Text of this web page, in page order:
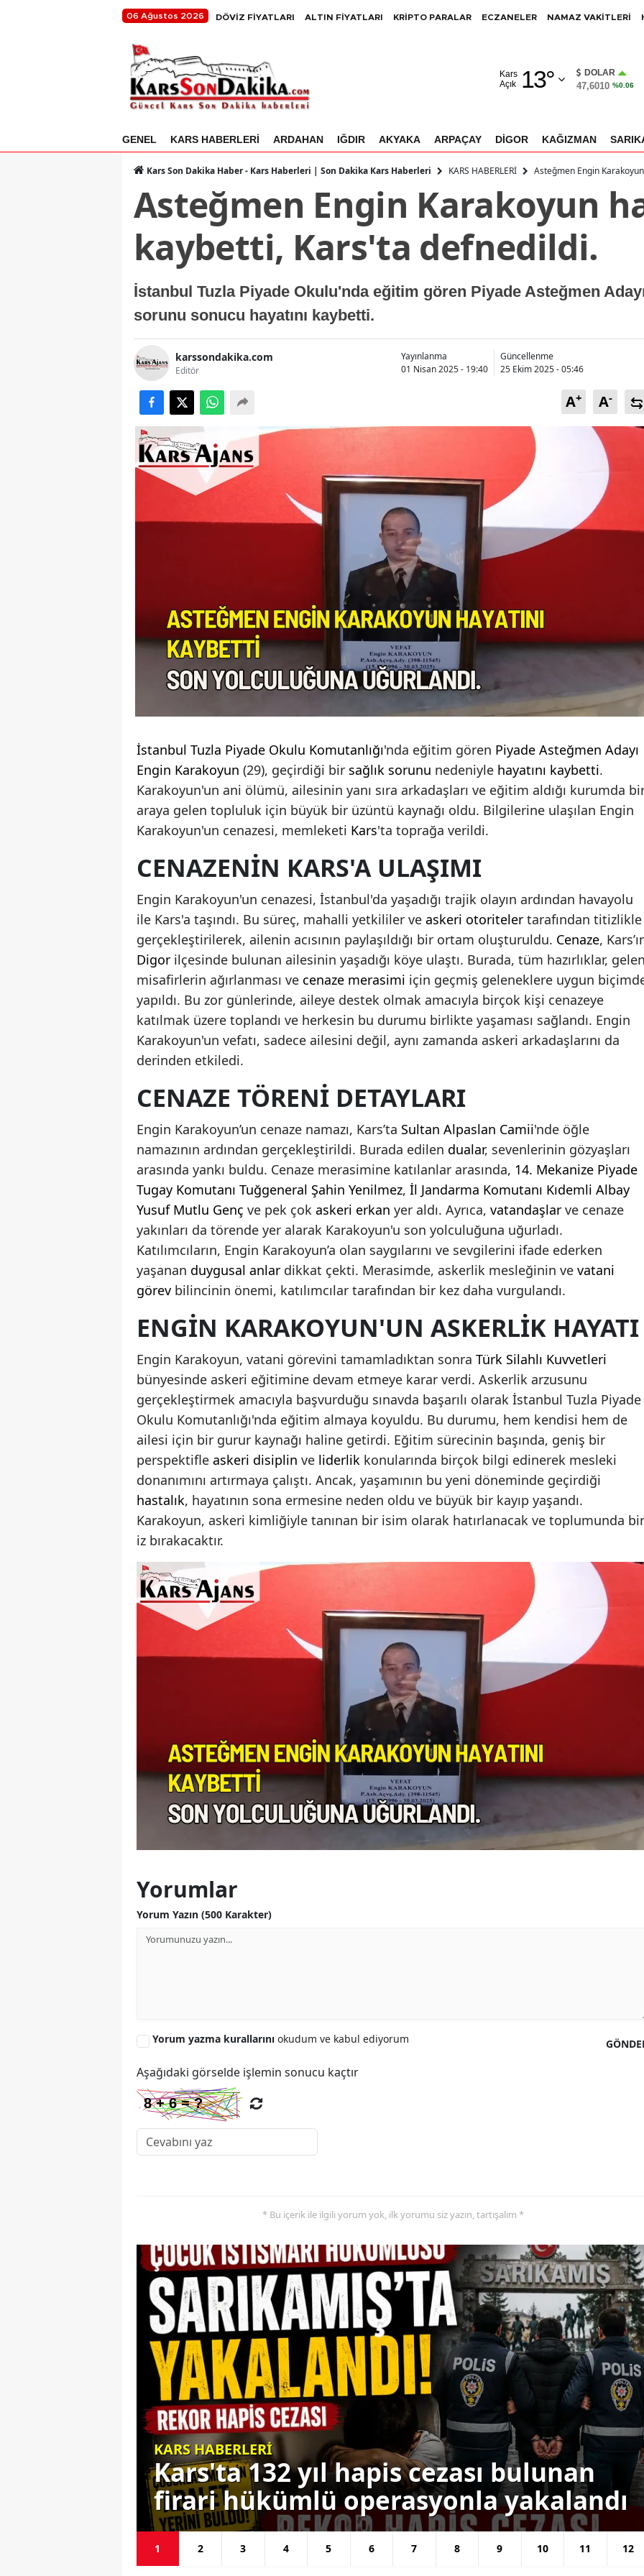
06 Ağustos 2026 DÖVİZ FİYATLARI ALTIN FİYATLARI KRİPTO PARALAR ECZANELER NAMAZ VAKİTLERİ
Kars
Açık
13°
Adıyaman
Antalya
Artvin
Bilecik
Bingöl
Bolu
Burdur
Bursa
Çankırı
Diyarbakır
Erzincan
Erzurum
Eskişehir
Gaziantep
Hakkari
Hatay
Isparta
Mersin
İstanbul
İzmir
Kayseri
Kırklareli
Kırşehir
Kocaeli
Konya
Kütahya
Manisa
Kahramanmaraş
Mardin
Muğla
Muş
Nevşehir
Niğde
Rize
Sakarya
Siirt
Sinop
Tekirdağ
Tokat
Iğdır
Yalova
Karabük
Kilis
Osmaniye
Düzce
DOLAR
47,6010 %0.06
GENEL KARS HABERLERİ ARDAHAN IĞDIR AKYAKA ARPAÇAY DİGOR KAĞIZMAN
Kars Son Dakika Haber - Kars Haberleri | Son Dakika Kars Haberleri KARS HABERLERİ Asteğmen Engin
Asteğmen Engin Karakoyun
kaybetti, Kars'ta defnedildi.
İstanbul Tuzla Piyade Okulu'nda eğitim gören Piyade Asteğmen
sorunu sonucu hayatını kaybetti.
karssondakika.com
Editör
Yayınlanma
01 Nisan 2025 - 19:40
Güncellenme
25 Ekim 2025 - 05:46
A+ A-
İstanbul Tuzla Piyade Okulu Komutanlığı'nda eğitim gören Piyade Asteğmen Adayı
Engin Karakoyun (29), geçirdiği bir sağlık sorunu nedeniyle hayatını kaybetti.
Karakoyun'un ani ölümü, ailesinin yanı sıra arkadaşları ve eğitim aldığı kurumda
araya gelen topluluk için büyük bir üzüntü kaynağı oldu. Bilgilerine ulaşılan Engin
Karakoyun'un cenazesi, memleketi Kars'ta toprağa verildi.
CENAZENIN KARS'A ULAŞIMI
Engin Karakoyun'un cenazesi, İstanbul'da yaşadığı trajik olayın ardından havayolu
ile Kars'a taşındı. Bu süreç, mahalli yetkililer ve askeri otoriteler tarafından titizlikle
gerçekleştirilerek, ailenin acısının paylaşıldığı bir ortam oluşturuldu. Cenaze,
Digor ilçesinde bulunan ailesinin yaşadığı köye ulaştı. Burada, tüm hazırlıklar,
misafirlerin ağırlanması ve cenaze merasimi için geçmiş geleneklere uygun
yapıldı. Bu zor günlerinde, aileye destek olmak amacıyla birçok kişi cenazeye
katılmak üzere toplandı ve herkesin bu durumu birlikte yaşaması sağlandı. Engin
Karakoyun'un vefatı, sadece ailesini değil, aynı zamanda askeri arkadaşlarını da
derinden etkiledi.
CENAZE TÖRENI DETAYLARI
Engin Karakoyun’un cenaze namazı, Kars’ta Sultan Alpaslan Camii'nde öğle
namazının ardından gerçekleştirildi. Burada edilen dualar, sevenlerinin gözyaşları
arasında yankı buldu. Cenaze merasimine katılanlar arasında, 14. Mekanize Piyade
Tugay Komutanı Tuğgeneral Şahin Yenilmez, İl Jandarma Komutanı Kıdemli Albay
Yusuf Mutlu Genç ve pek çok askeri erkan yer aldı. Ayrıca, vatandaşlar ve cenaze
yakınları da törende yer alarak Karakoyun'u son yolculuğuna uğurladı.
Katılımcıların, Engin Karakoyun’a olan saygılarını ve sevgilerini ifade ederken
yaşanan duygusal anlar dikkat çekti. Merasimde, askerlik mesleğinin ve vatani
görev bilincinin önemi, katılımcılar tarafından bir kez daha vurgulandı.
ENGIN KARAKOYUN'UN ASKERLIK HAYATI
Engin Karakoyun, vatani görevini tamamladıktan sonra Türk Silahlı Kuvvetleri
bünyesinde askeri eğitimine devam etmeye karar verdi. Askerlik arzusunu
gerçekleştirmek amacıyla başvurduğu sınavda başarılı olarak İstanbul Tuzla Piyade
Okulu Komutanlığı'nda eğitim almaya koyuldu. Bu durumu, hem kendisi hem de
ailesi için bir gurur kaynağı haline getirdi. Eğitim sürecinin başında, geniş bir
perspektifle askeri disiplin ve liderlik konularında birçok bilgi edinerek mesleki
donanımını artırmaya çalıştı. Ancak, yaşamının bu yeni döneminde geçirdiği
hastalık, hayatının sona ermesine neden oldu ve büyük bir kayıp yaşandı.
Karakoyun, askeri kimliğiyle tanınan bir isim olarak hatırlanacak ve toplumunda bir
iz bırakacaktır.
Yorumlar
Yorum Yazın (500 Karakter)
Yorum yazma kurallarını okudum ve kabul ediyorum
Aşağıdaki görselde işlemin sonucu kaçtır
* Bu içerik ile ilgili yorum yok, ilk yorumu siz yazın, tartışalım *
KARS HABERLERİ
Kars'ta 132 yıl hapis cezası bulunan
firari hükümlü operasyonla yakalandı
1 2 3 4 5 6 7 8 9 10 11 12